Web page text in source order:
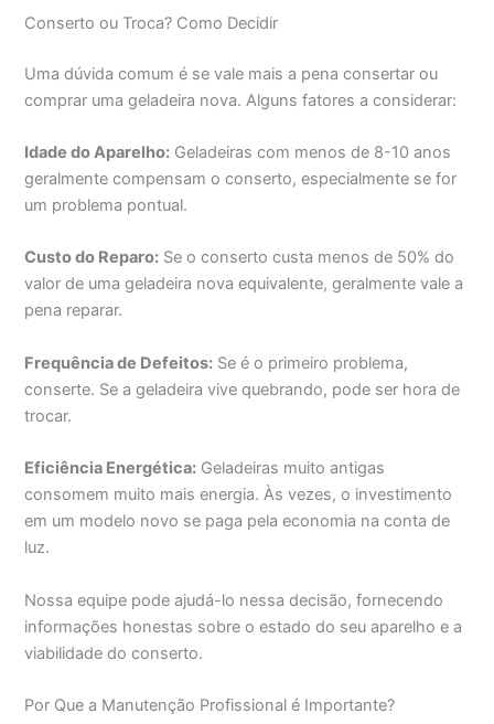
Conserto ou Troca? Como Decidir
Uma dúvida comum é se vale mais a pena consertar ou
comprar uma geladeira nova. Alguns fatores a considerar:
Idade do Aparelho: Geladeiras com menos de 8-10 anos
geralmente compensam o conserto, especialmente se for
um problema pontual.
Custo do Reparo: Se o conserto custa menos de 50% do
valor de uma geladeira nova equivalente, geralmente vale a
pena reparar.
Frequência de Defeitos: Se é o primeiro problema,
conserte. Se a geladeira vive quebrando, pode ser hora de
trocar.
Eficiência Energética: Geladeiras muito antigas
consomem muito mais energia. Às vezes, o investimento
em um modelo novo se paga pela economia na conta de
luz.
Nossa equipe pode ajudá-lo nessa decisão, fornecendo
informações honestas sobre o estado do seu aparelho e a
viabilidade do conserto.
Por Que a Manutenção Profissional é Importante?